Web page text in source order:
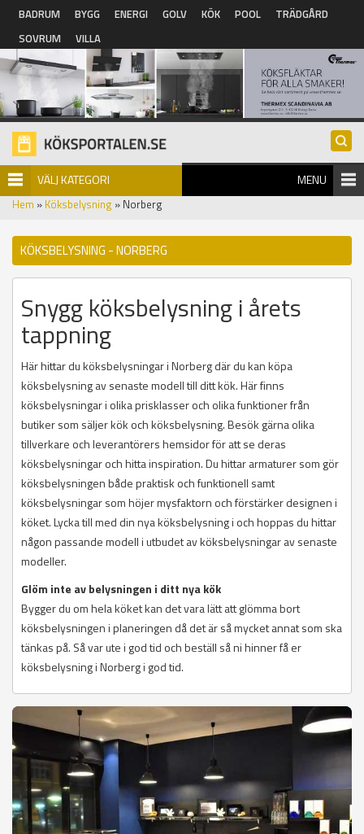
Hoppa till huvudinnehåll
BADRUM BYGG ENERGI GOLV KÖK POOL
TRÄDGÅRD
SOVRUM
VILLA
VÄLJ KATEGORI MENU
Hem » Köksbelysning » Norberg
KÖKSBELYSNING - NORBERG
Snygg köksbelysning i årets
tappning
Här hittar du köksbelysningar i Norberg där du kan köpa
köksbelysning av senaste modell till ditt kök. Här finns
köksbelysningar i olika prisklasser och olika funktioner från
butiker som säljer kök och köksbelysning. Besök gärna olika
tillverkare och leverantörers hemsidor för att se deras
köksbelysningar och hitta inspiration. Du hittar armaturer som gör
köksbelysningen både praktisk och funktionell samt
köksbelysningar som höjer mysfaktorn och förstärker designen i
köket. Lycka till med din nya köksbelysning i och hoppas du hittar
någon passande modell i utbudet av köksbelysningar av senaste
modeller.
Glöm inte av belysningen i ditt nya kök
Bygger du om hela köket kan det vara lätt att glömma bort
köksbelysningen i planeringen då det är så mycket annat som ska
tänkas på. Så var ute i god tid och beställ så ni hinner få er
köksbelysning i Norberg i god tid.